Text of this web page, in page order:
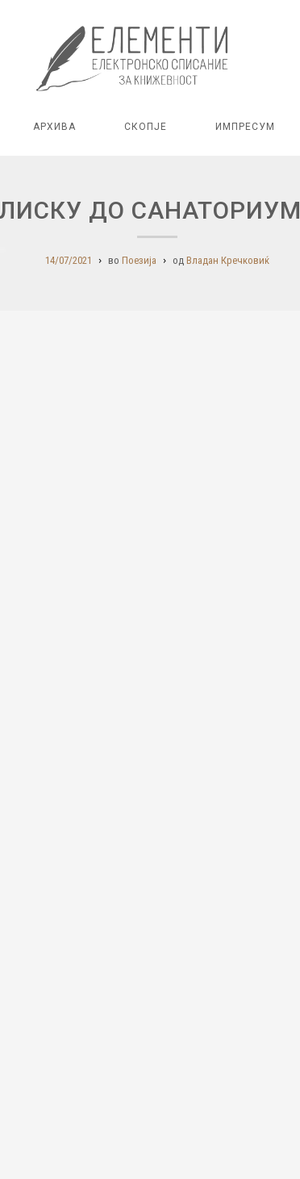
АРХИВА СКОПЈЕ ИМПРЕСУМ
ДО
14/07/2021 во Поезија од Владан Кречковиќ